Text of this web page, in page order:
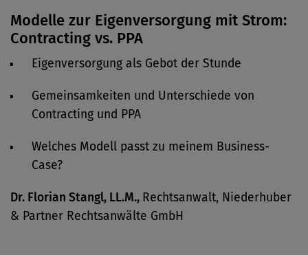
Modelle zur Eigenversorgung mit Strom:
Contracting vs. PPA
Eigenversorgung als Gebot der Stunde
Gemeinsamkeiten und Unterschiede von
Contracting und PPA
Welches Modell passt zu meinem Business-
Case?
Dr. Florian Stangl, LL.M., Rechtsanwalt, Niederhuber
& Partner Rechtsanwälte GmbH